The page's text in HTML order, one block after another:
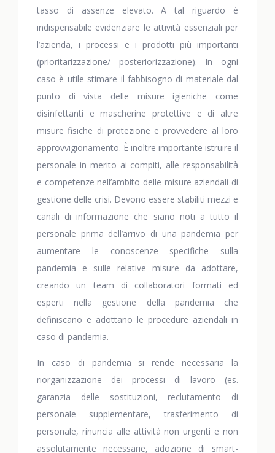
tasso di assenze elevato. A tal riguardo è
indispensabile evidenziare le attività essenziali per
l’azienda, i processi e i prodotti più importanti
(prioritarizzazione/ posteriorizzazione). In ogni
caso è utile stimare il fabbisogno di materiale dal
punto di vista delle misure igieniche come
disinfettanti e mascherine protettive e di altre
misure fisiche di protezione e provvedere al loro
approvvigionamento. È inoltre importante istruire il
personale in merito ai compiti, alle responsabilità
e competenze nell’ambito delle misure aziendali di
gestione delle crisi. Devono essere stabiliti mezzi e
canali di informazione che siano noti a tutto il
personale prima dell’arrivo di una pandemia per
aumentare le conoscenze specifiche sulla
pandemia e sulle relative misure da adottare,
creando un team di collaboratori formati ed
esperti nella gestione della pandemia che
definiscano e adottano le procedure aziendali in
caso di pandemia.
In caso di pandemia si rende necessaria la
riorganizzazione dei processi di lavoro (es.
garanzia delle sostituzioni, reclutamento di
personale supplementare, trasferimento di
personale, rinuncia alle attività non urgenti e non
assolutamente necessarie, adozione di smart-